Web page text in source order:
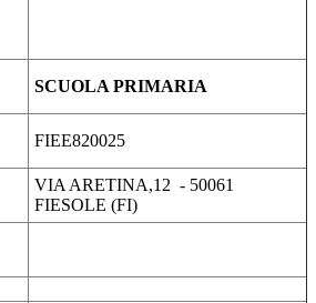
SCUOLA PRIMARIA
FIEE820025
VIA ARETINA,12 - 50061
FIESOLE (FI)